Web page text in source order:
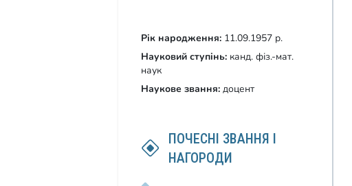
Рік народження:11.09.1957 р.
Науковий ступінь:канд. фіз.-мат.
наук
Наукове звання:доцент
ПОЧЕСНІ ЗВАННЯ І
НАГОРОДИ